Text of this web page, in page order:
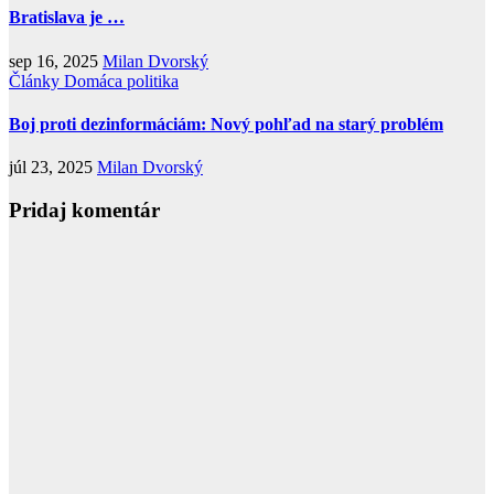
Bratislava je …
sep 16, 2025 Milan Dvorský
Články Domáca politika
Boj proti dezinformáciám: Nový pohľad na starý problém
júl 23, 2025 Milan Dvorský
Pridaj komentár